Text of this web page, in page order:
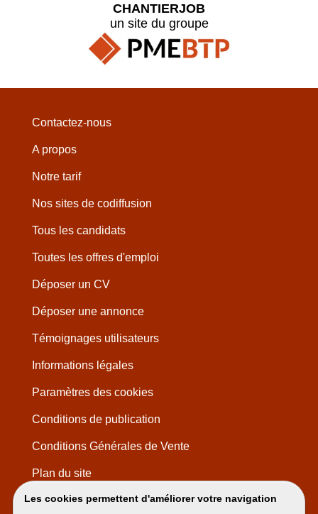
Les cookies permettent d'améliorer votre navigation
CHANTIERJOB
un site du groupe
Contactez-nous
A propos
Notre tarif
Nos sites de codiffusion
Tous les candidats
Toutes les offres d'emploi
Déposer un CV
Déposer une annonce
Témoignages utilisateurs
Informations légales
Paramètres des cookies
Conditions de publication
Conditions Générales de Vente
Plan du site